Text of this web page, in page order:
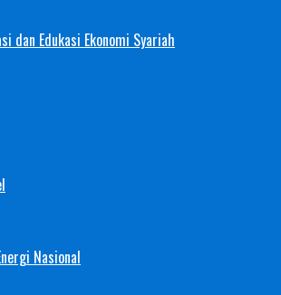
dan Edukasi Ekonomi Syariah
Nasional